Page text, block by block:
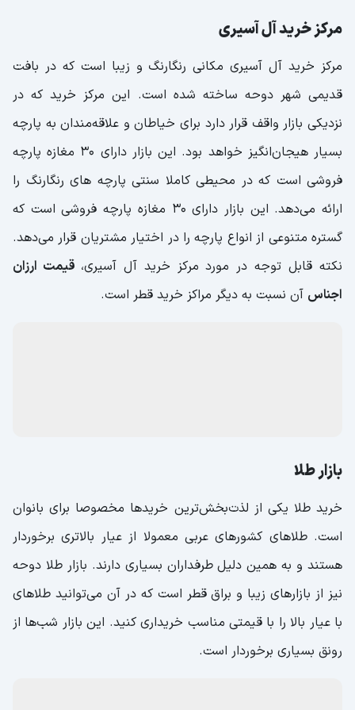
مرکز خرید آل آسیری
مرکز خرید آل آسیری مکانی رنگارنگ و زیبا است که در بافت
قدیمی شهر دوحه ساخته شده است. این مرکز خرید که در
نزدیکی بازار واقف قرار دارد برای خیاطان و علاقه‌مندان به پارچه
بسیار هیجان‌انگیز خواهد بود. این بازار دارای 30 مغازه پارچه
فروشی است که در محیطی کاملا سنتی پارچه های رنگارنگ را
ارائه می‌دهد. این بازار دارای 30 مغازه پارچه فروشی است که
گستره متنوعی از انواع پارچه را در اختیار مشتریان قرار می‌دهد.
نکته قابل توجه در مورد مرکز خرید آل آسیری، قیمت ارزان
اجناس آن نسبت به دیگر مراکز خرید قطر است.
بازار طلا
خرید طلا یکی از لذت‌بخش‌ترین خرید‌ها مخصوصا برای بانوان
است. طلاهای کشورهای عربی معمولا از عیار بالاتری برخوردار
هستند و به همین دلیل طرفداران بسیاری دارند. بازار طلا دوحه
نیز از بازارهای زیبا و براق قطر است که در آن می‌توانید طلاهای
با عیار بالا را با قیمتی مناسب خریداری کنید. این بازار شب‌ها از
رونق بسیاری برخوردار است.